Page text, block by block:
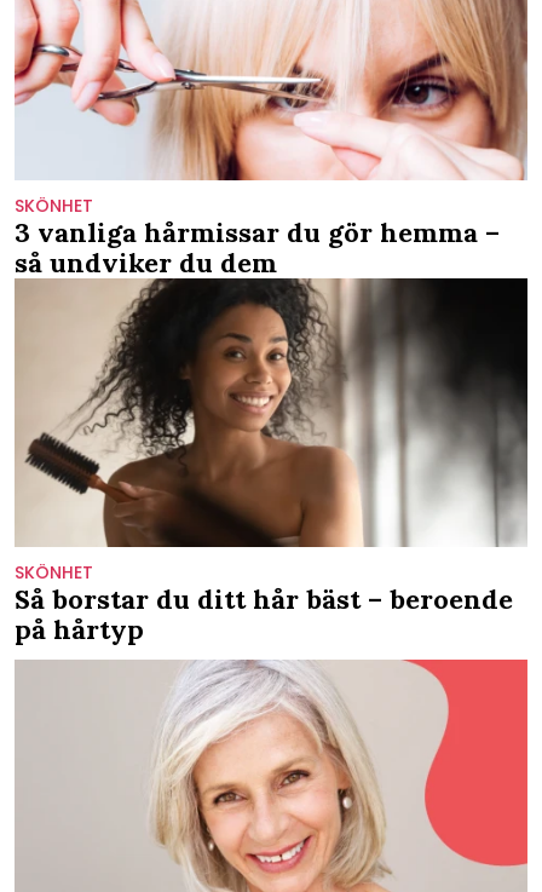
SKÖNHET
3 vanliga hårmissar du gör hemma –
så undviker du dem
SKÖNHET
Så borstar du ditt hår bäst – beroende
på hårtyp